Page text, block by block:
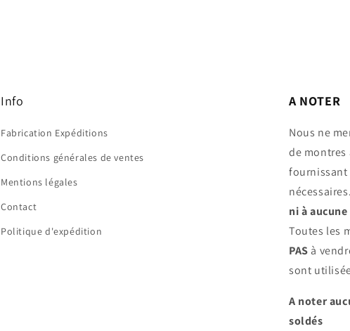
Info
Fabrication Expéditions
Conditions générales de ventes
Mentions légales
Contact
Politique d'expédition
A NOTER
Nous ne
de
nécessaires.
ni à
Toutes les
PAS à
sont
A noter
soldés